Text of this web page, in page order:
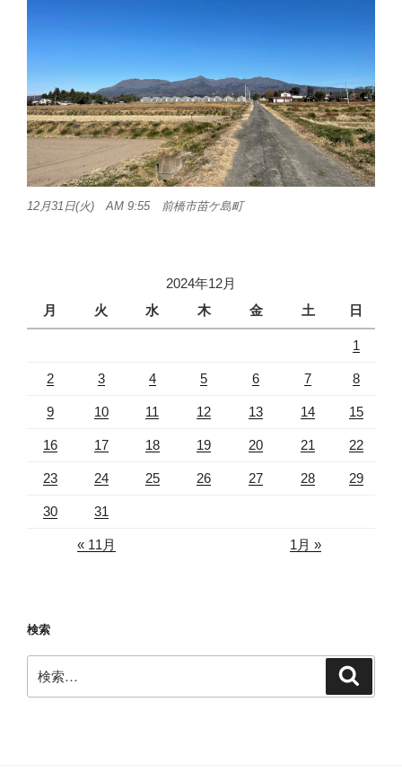
12月31日(火) AM 9:55 前橋市苗ケ島町
2024年12月
月
火 水 木 金 土 日
1
2 3 4 5 6 7 8
9 10 11 12 13 14 15
16 17 18 19 20 21 22
23 24 25 26 27 28 29
30 31
« 11月 1月 »
検索
索: